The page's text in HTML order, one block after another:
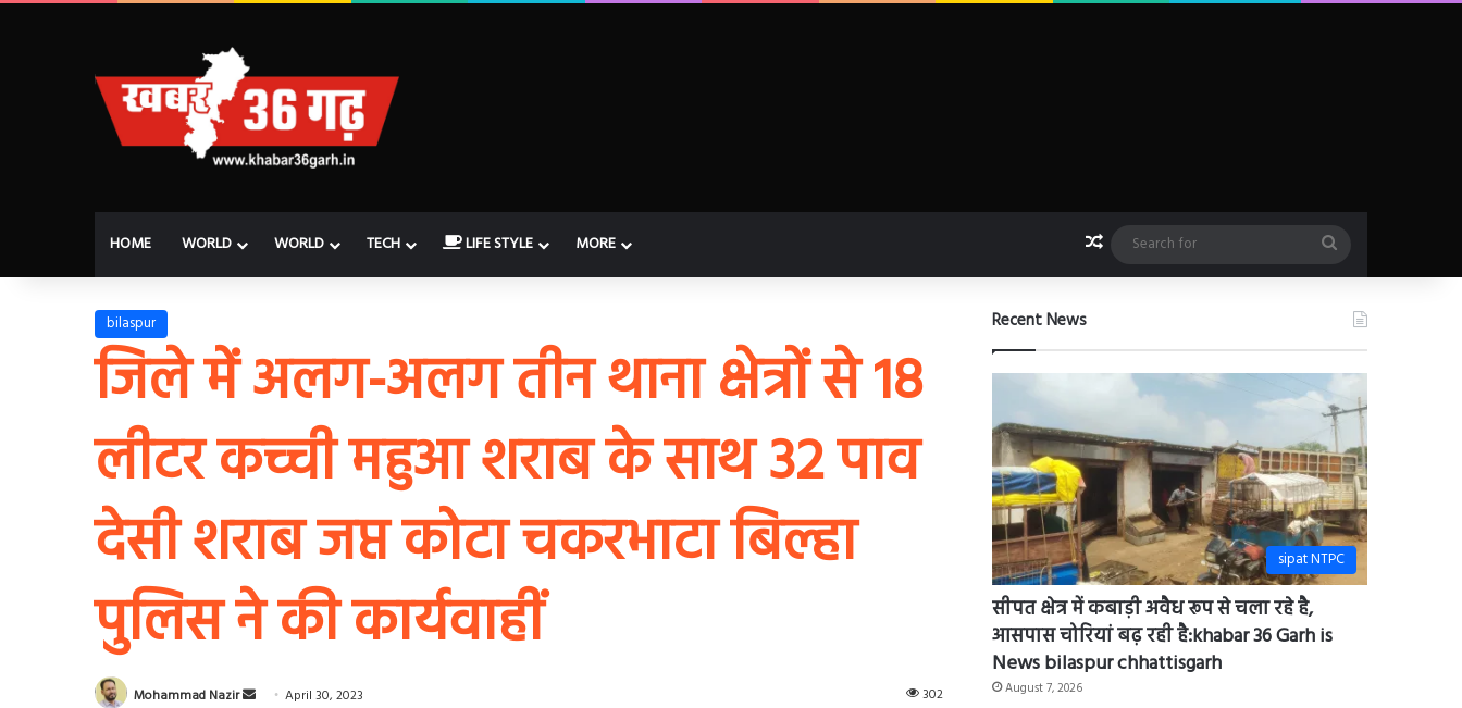
HOME WORLD WORLD TECH LIFE STYLE MORE Random Article
Search
for
bilaspur
जिले में अलग-अलग तीन थाना क्षेत्रों से 18
लीटर कच्ची महुआ शराब के साथ 32 पाव
देसी शराब जप्त कोटा चकरभाटा बिल्हा
पुलिस ने की कार्यवाहीं
Mohammad Nazir
Send April 30, 2023 302
Recent News
sipat NTPC
सीपत क्षेत्र में कबाड़ी अवैध रूप से चला रहे है,
आसपास चोरियां बढ़ रही है:khabar 36 Garh is
News bilaspur chhattisgarh
August 7, 2026